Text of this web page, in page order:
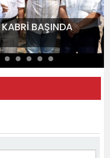
KABRİ BAŞINDA